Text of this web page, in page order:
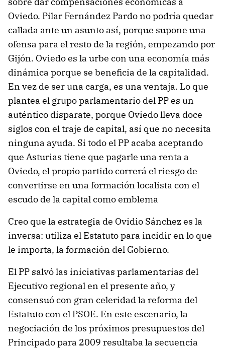
Oviedo. Pilar Fernández Pardo no podría quedar
callada ante un asunto así, porque supone una
ofensa para el resto de la región, empezando por
Gijón. Oviedo es la urbe con una economía más
dinámica porque se beneficia de la capitalidad.
En vez de ser una carga, es una ventaja. Lo que
plantea el grupo parlamentario del PP es un
auténtico disparate, porque Oviedo lleva doce
siglos con el traje de capital, así que no necesita
ninguna ayuda. Si todo el PP acaba aceptando
que Asturias tiene que pagarle una renta a
Oviedo, el propio partido correrá el riesgo de
convertirse en una formación localista con el
escudo de la capital como emblema
Creo que la estrategia de Ovidio Sánchez es la
inversa: utiliza el Estatuto para incidir en lo que
le importa, la formación del Gobierno.
El PP salvó las iniciativas parlamentarias del
Ejecutivo regional en el presente año, y
consensuó con gran celeridad la reforma del
Estatuto con el PSOE. En este escenario, la
negociación de los próximos presupuestos del
Principado para 2009 resultaba la secuencia